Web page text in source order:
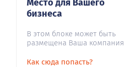
Место для Вашего
бизнеса
В этом блоке может быть
размещена Ваша компания
Как сюда попасть?